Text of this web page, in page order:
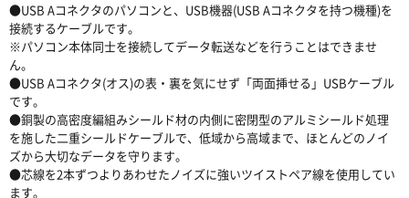
●USB Aコネクタのパソコンと、USB機器(USB Aコネクタを持つ機種)を
接続するケーブルです。
※パソコン本体同士を接続してデータ転送などを行うことはできませ
ん。
●USB Aコネクタ(オス)の表・裏を気にせず「両面挿せる」USBケーブル
です。
●銅製の高密度編組みシールド材の内側に密閉型のアルミシールド処理
を施した二重シールドケーブルで、低域から高域まで、ほとんどのノイ
ズから大切なデータを守ります。
●芯線を2本ずつよりあわせたノイズに強いツイストペア線を使用してい
ます。